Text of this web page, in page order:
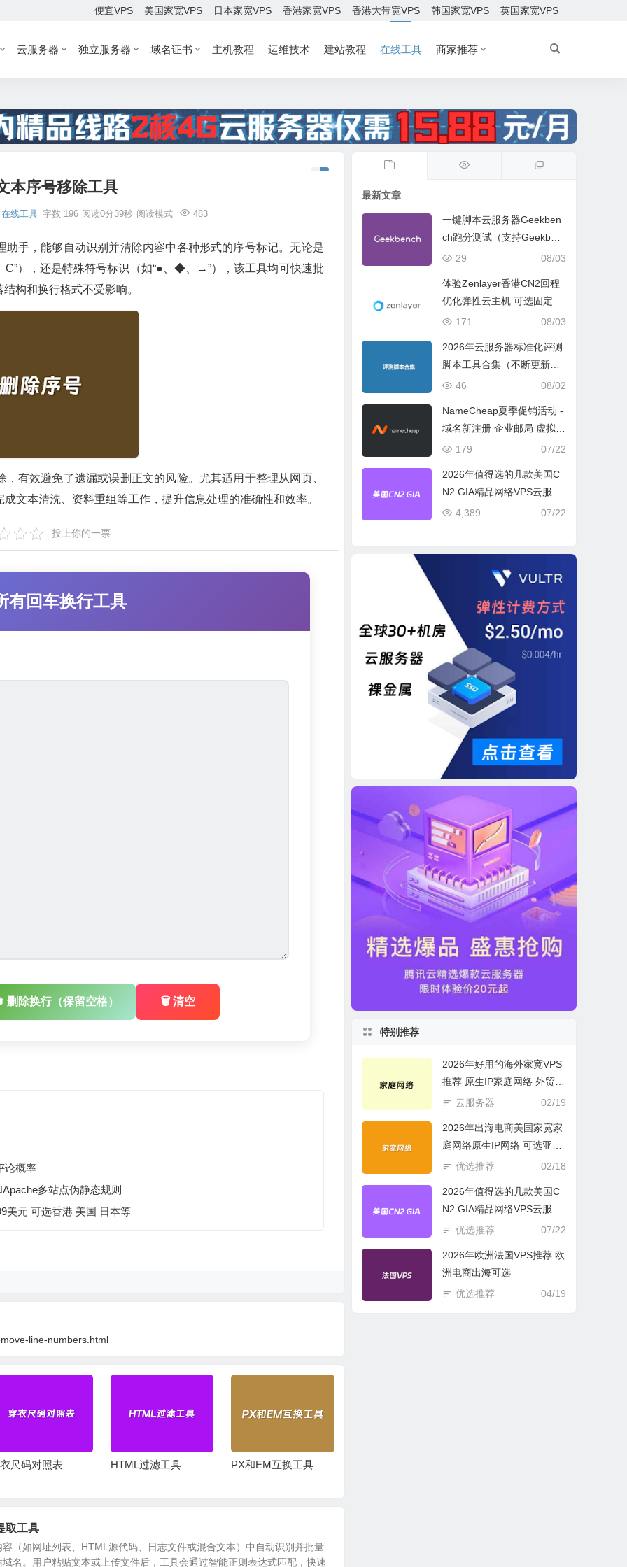
便宜VPS 美国家宽VPS 日本家宽VPS 香港家宽VPS 香港大带宽VPS 韩国家宽VPS 英国家宽VPS
云服务器 独立服务器 域名证书 主机教程 运维技术 建站教程 在线工具 商家推荐
本序号移除工具
在线工具 483
字数 196 阅读0分39秒 阅读模式
手，能够自动识别并清除内容中各种形式的序号标记。无论是
C”），还是特殊符号标识（如“●、◆、→”），该工具均可快速批
构和换行格式不受影响。
有效避免了遗漏或误删正文的风险。尤其适用于整理从网页、
文本清洗、资料重组等工作，提升信息处理的准确性和效率。
投上你的一票
有回车换行工具
删除换行（保留空格） 🗑️ 清空
论概率
多站点伪静态规则
美元 可选香港 美国 日本等
line-numbers.html
尺码对照表 HTML过滤工具 PX和EM互换工具
取工具
（如网址列表、HTML源代码、日志文件或混合文本）中自动识别并批量
名。用户粘贴文本或上传文件后，工具会通过智能正则表达式匹配，快速
最新文章
一键脚本云服务器Geekben
ch跑分测试（支持Geekben
ch 5 Geekbench 6 Geekbe
08/03
29
体验Zenlayer香港CN2回程
优化弹性云主机 可选固定带
宽或流量模式
08/03
171
2026年云服务器标准化评测
脚本工具合集（不断更新完
善）
08/02
46
NameCheap夏季促销活动 -
域名新注册 企业邮局 虚拟主
机活动盘点
07/22
179
2026年值得选的几款美国C
N2 GIA精品网络VPS云服务
器推荐
07/22
4,389
特别推荐
2026年好用的海外家宽VPS
推荐 原生IP家庭网络 外贸电
商必选
02/19
云服务器
2026年出海电商美国家宽家
庭网络原生IP网络 可选亚欧
美云服务器
02/18
优选推荐
2026年值得选的几款美国C
N2 GIA精品网络VPS云服务
器推荐
07/22
优选推荐
2026年欧洲法国VPS推荐 欧
洲电商出海可选
04/19
优选推荐